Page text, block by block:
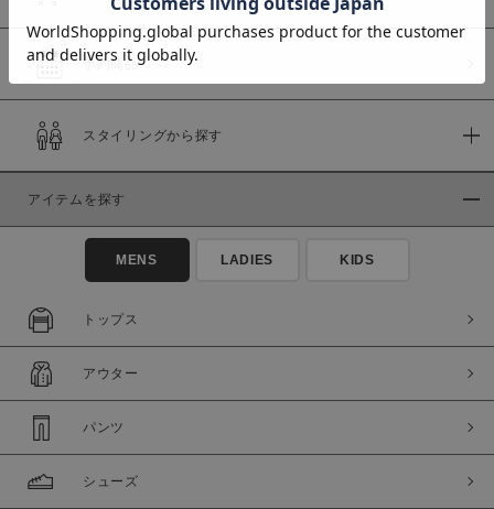
商品タイプ
通常商品
セール価格
在庫
在庫あり
予約商品
スタイリングから探す
アイテムを探す
MENS LADIES KIDS
トップス
アウター
パンツ
シューズ